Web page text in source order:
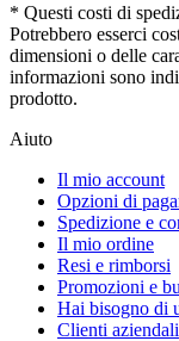
* Questi costi di
Potrebbero esserci
dimensioni o delle
informazioni sono
prodotto.
Aiuto
Il mio account
Opzioni di
Spedizione e
Il mio ordine
Resi e rimborsi
Promozioni e
Hai bisogno di
Clienti aziendali